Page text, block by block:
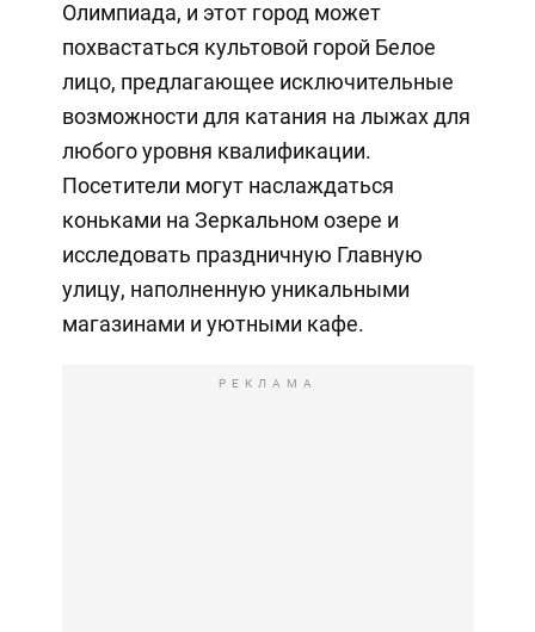
Олимпиада, и этот город может
похвастаться культовой горой Белое
лицо, предлагающее исключительные
возможности для катания на лыжах для
любого уровня квалификации.
Посетители могут наслаждаться
коньками на Зеркальном озере и
исследовать праздничную Главную
улицу, наполненную уникальными
магазинами и уютными кафе.
РЕКЛАМА